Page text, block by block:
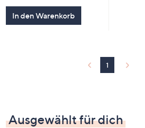
In den Warenkorb
1
Ausgewählt für dich